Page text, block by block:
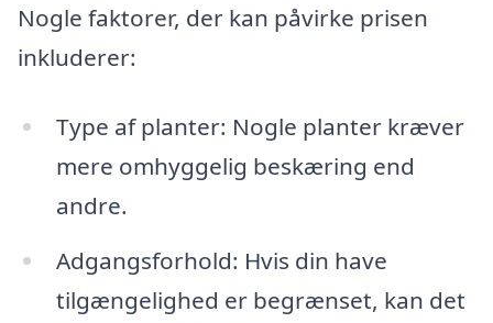
Nogle faktorer, der kan påvirke prisen
inkluderer:
Type af planter: Nogle planter kræver
mere omhyggelig beskæring end
andre.
Adgangsforhold: Hvis din have
tilgængelighed er begrænset, kan det